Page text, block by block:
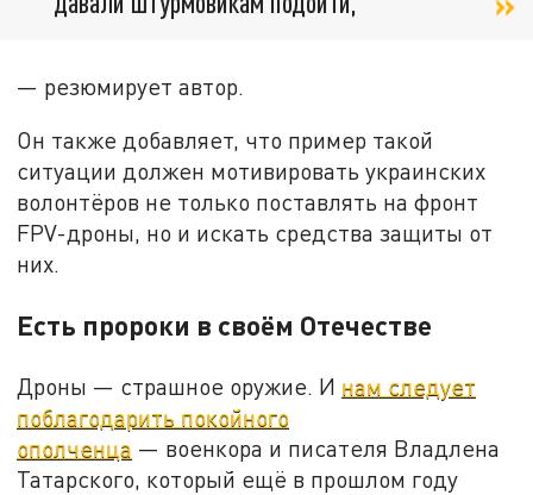
— резюмирует автор.
Он также добавляет, что пример такой
ситуации должен мотивировать украинских
волонтёров не только поставлять на фронт
FPV-дроны, но и искать средства защиты от
них.
Есть пророки в своём Отечестве
Дроны — страшное оружие. И нам следует
поблагодарить покойного
ополченца — военкора и писателя Владлена
Татарского, который ещё в прошлом году